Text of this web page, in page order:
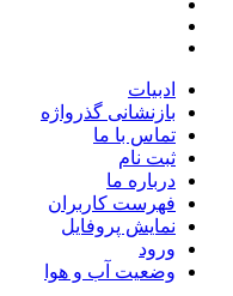
ادبیات
بازنشانی گذرواژه
تماس با ما
ثبت نام
درباره ما
فهرست کاربران
نمایش پروفایل
ورود
وضعیت آب و هوا